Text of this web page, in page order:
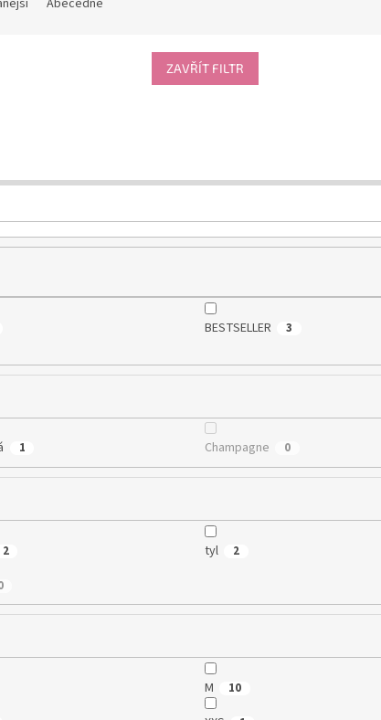
Abecedně
ZAVŘÍT FILTR
BESTSELLER 3
1 Champagne 0
2 tyl 2
M 10